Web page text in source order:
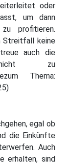
oder
um dann
profitieren.
Streitfall keine
auch die
nicht zu
Thema:
egal ob
die Einkünfte
Auch
erhalten, sind